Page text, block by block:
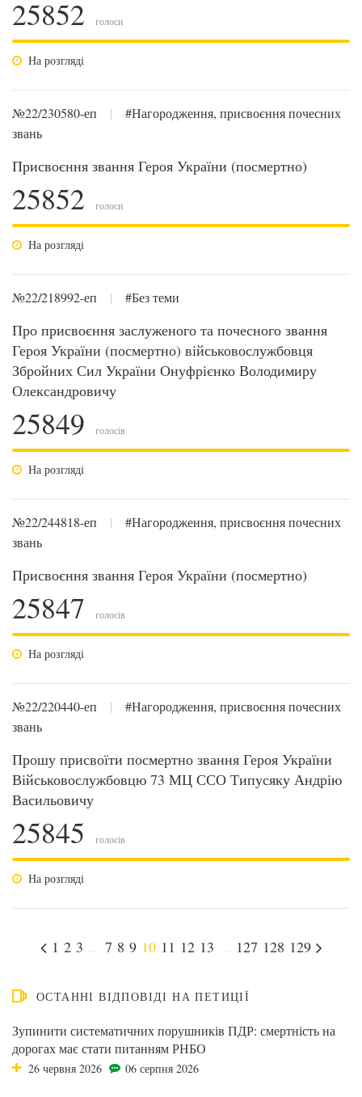
25852 голоси
На розгляді
№22/230580-еп |
#Нагородження, присвоєння почесних
звань
Присвоєння звання Героя України (посмертно)
25852 голоси
На розгляді
№22/218992-еп | #Без теми
Про присвоєння заслуженого та почесного звання
Героя України (посмертно) військовослужбовця
Збройних Сил України Онуфрієнко Володимиру
Олександровичу
25849 голосів
На розгляді
№22/244818-еп |
#Нагородження, присвоєння почесних
звань
Присвоєння звання Героя України (посмертно)
25847 голосів
На розгляді
№22/220440-еп |
#Нагородження, присвоєння почесних
звань
Прошу присвоїти посмертно звання Героя України
Військовослужбовцю 73 МЦ ССО Типусяку Андрію
Васильовичу
25845 голосів
На розгляді
1 2 3 7 8 9 10 11 12 13 127 128 129
ОСТАННІ ВІДПОВІДІ НА ПЕТИЦІЇ
Зупинити систематичних порушників ПДР: смертність на
дорогах має стати питанням РНБО
26 червня 2026 06 серпня 2026